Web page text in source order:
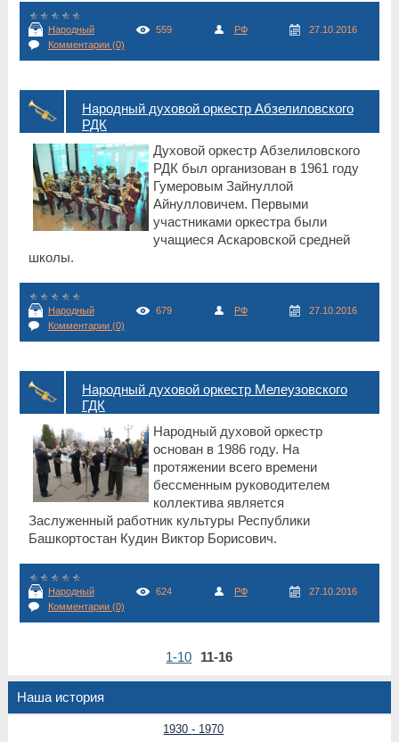
Народный 559 РФ
27.10.2016
Комментарии (0)
Народный духовой оркестр Абзелиловского
РДК
Духовой оркестр Абзелиловского
РДК был организован в 1961 году
Гумеровым Зайнуллой
Айнулловичем. Первыми
участниками оркестра были
учащиеся Аскаровской средней
школы.
Народный 679 РФ
27.10.2016
Комментарии (0)
Народный духовой оркестр Мелеузовского
ГДК
Народный духовой оркестр
основан в 1986 году. На
протяжении всего времени
бессменным руководителем
коллектива является
Заслуженный работник культуры Республики
Башкортостан Кудин Виктор Борисович.
Народный 624 РФ
27.10.2016
Комментарии (0)
1-10 11-16
Наша история
1930 - 1970